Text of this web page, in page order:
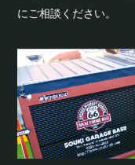
にご相談ください。